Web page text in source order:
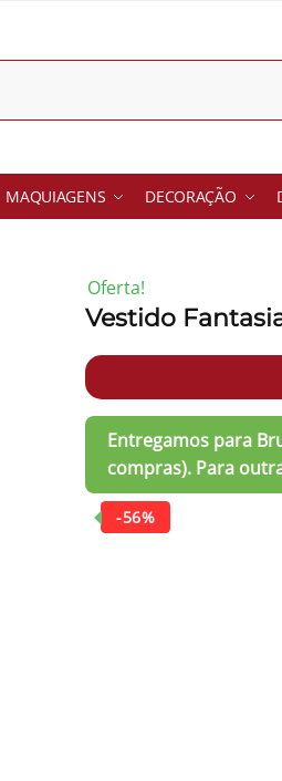
MAQUIAGENS DECORAÇÃO
Oferta!
Vestido